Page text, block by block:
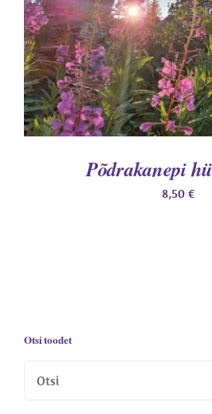
LISA KORVI
/
DETAILS
Põdrakanepi
8,50 €
Otsi toodet